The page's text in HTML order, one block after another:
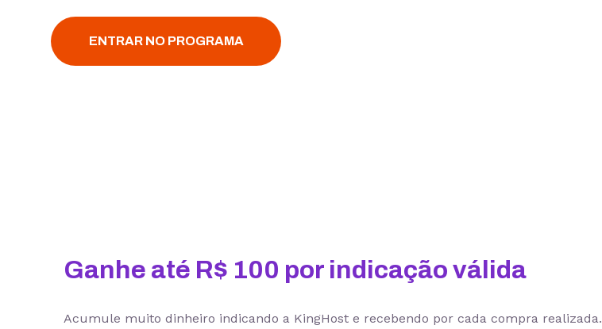
ENTRAR NO PROGRAMA
Ganhe até R$ 100 por indicação válida
Acumule muito dinheiro indicando a KingHost e recebendo por cada compra realizada.